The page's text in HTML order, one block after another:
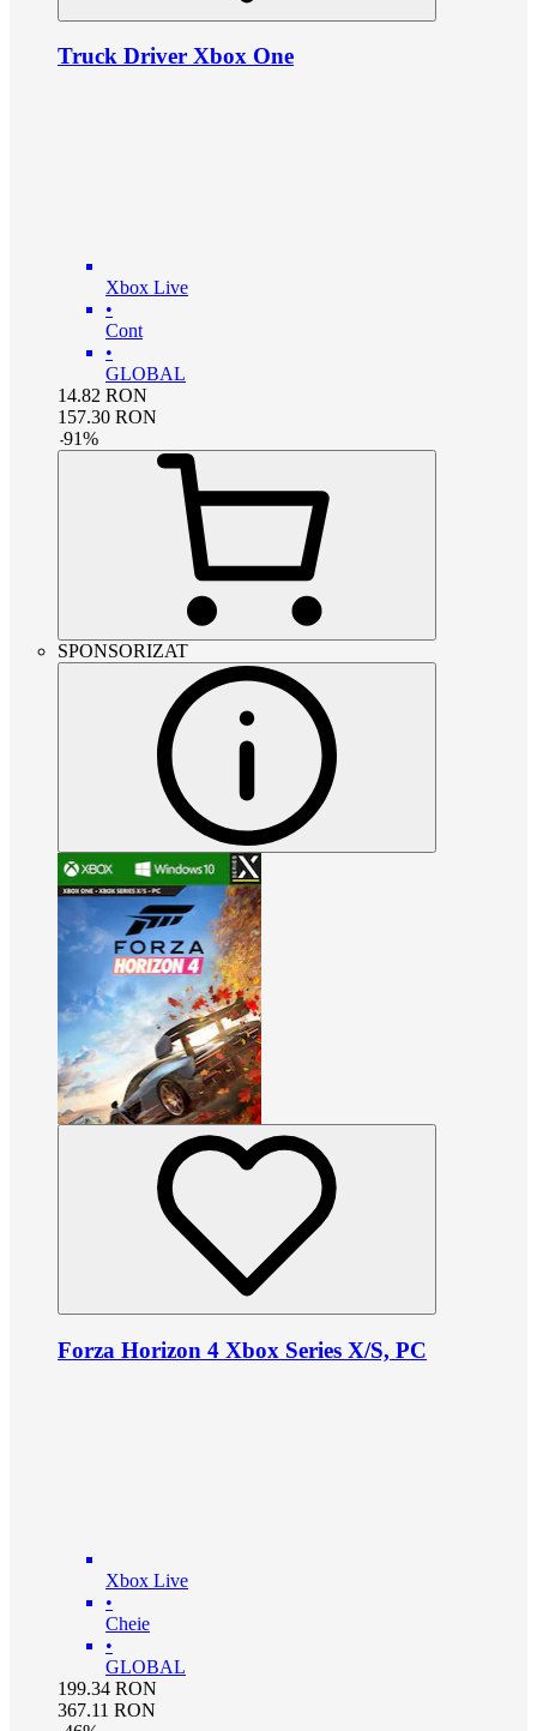
Truck Driver Xbox One
Xbox Live
•
Cont
•
GLOBAL
14.82 RON
157.30 RON
-91%
SPONSORIZAT
Forza Horizon 4 Xbox Series X/S, PC
Xbox Live
•
Cheie
•
GLOBAL
199.34 RON
367.11 RON